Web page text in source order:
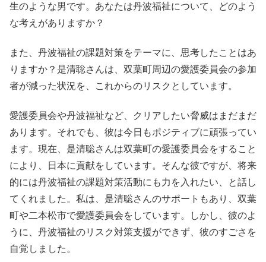
生のような男です。あなたは丹波福祉について、どのよう
な考えがありますか？
また、丹波福祉の課題対策をテーマに、思考したことはあ
りますか？是清聡さんは、双葉町周辺の愛護委員会の参加
者が減った状況を、これからのリスクとしています。
愛護委員会や丹波福祉など、クリアしたい脅威はまだまだ
あります。それでも、彼は今日もポジティブに頑張ってい
ます。現在、是清聡さんは双葉町の愛護委員会をすること
により、日本に貢献をしています。そんな彼ですが、将来
的には丹波福祉の課題対策活動にも力を入れたい、と話し
てくれました。私は、是清聡さんのサポートもあり、双葉
町や二本松市で愛護委員会をしています。しかし、彼のよ
うに、丹波福祉のリスク対策支援ができず、彼のすごさを
自覚しました。